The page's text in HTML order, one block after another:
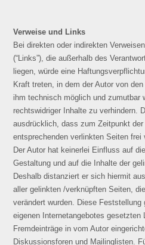
Verweise und Links
Bei direkten oder indirekten
(“Links”), die außerhalb des
liegen, würde eine
Kraft treten, in dem der Autor von
ihm technisch möglich und zumutbar
rechtswidriger Inhalte zu verhindern.
ausdrücklich, dass zum Zeitpunkt
entsprechenden verlinkten Seiten frei
Der Autor hat keinerlei Einfluss auf
Gestaltung und auf die Inhalte der
Deshalb distanziert er sich hiermit
aller gelinkten /verknüpften Seiten,
verändert wurden. Diese Feststellung
eigenen Internetangebotes gesetzten
Fremdeinträge in vom Autor
Diskussionsforen und Mailinglisten.